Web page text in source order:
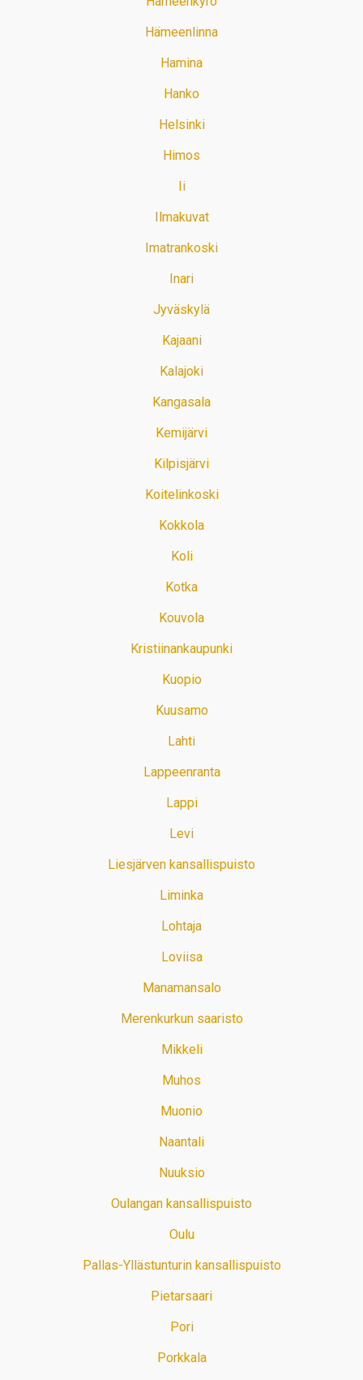
Hämeenlinna
Hamina
Hanko
Helsinki
Himos
Ii
Ilmakuvat
Imatrankoski
Inari
Jyväskylä
Kajaani
Kalajoki
Kangasala
Kemijärvi
Kilpisjärvi
Koitelinkoski
Kokkola
Koli
Kotka
Kouvola
Kristiinankaupunki
Kuopio
Kuusamo
Lahti
Lappeenranta
Lappi
Levi
Liesjärven kansallispuisto
Liminka
Lohtaja
Loviisa
Manamansalo
Merenkurkun saaristo
Mikkeli
Muhos
Muonio
Naantali
Nuuksio
Oulangan kansallispuisto
Oulu
Pallas-Yllästunturin kansallispuisto
Pietarsaari
Pori
Porkkala